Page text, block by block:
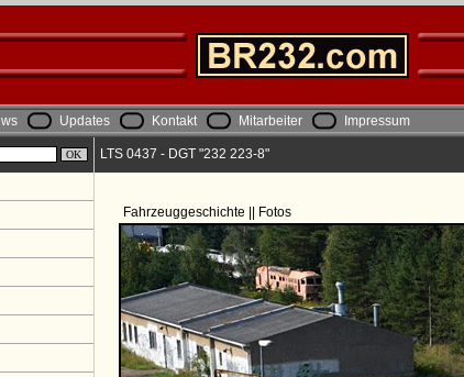
Updates Kontakt Mitarbeiter Impressum
LTS 0437 - DGT "232 223-8"
Fahrzeuggeschichte || Fotos